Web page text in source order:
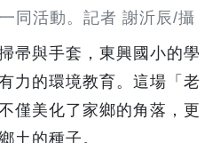
同活動。記者 謝沂辰/攝
帚與手套，東興國小的學
力的環境教育。這場「老
僅美化了家鄉的角落，更
土的種子。